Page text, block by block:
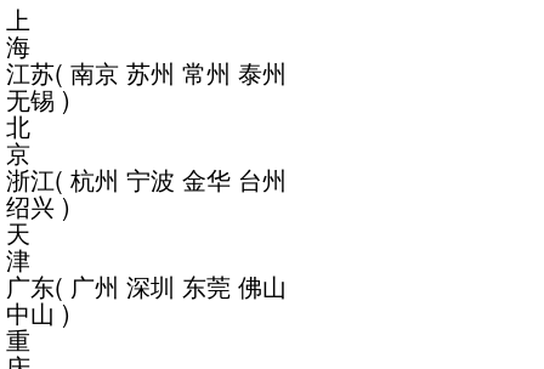
上
海
江苏( 南京 苏州 常州 泰州
无锡)
北
京
浙江( 杭州 宁波 金华 台州
绍兴)
天
津
广东( 广州 深圳 东莞 佛山
中山 )
重